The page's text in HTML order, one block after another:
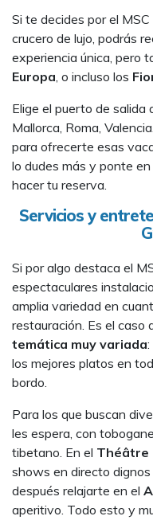
Si te decides por el
crucero de lujo, podrás
experiencia única, pero
Europa, o incluso los
Elige el puerto de salida
Mallorca, Roma,
para ofrecerte esas
lo dudes más y ponte
hacer tu reserva.
Servicios y
Si por algo destaca el
espectaculares
amplia variedad en
restauración. Es el caso
temática muy variada
los mejores platos en
bordo.
Para los que buscan
les espera, con
tibetano. En el Théâtre
shows en directo
después relajarte en el
aperitivo. Todo esto y